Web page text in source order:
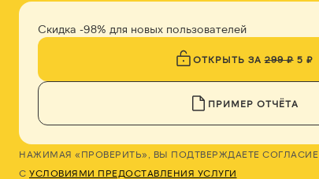
Скидка -98% для новых пользователей
ОТКРЫТЬ ЗА299 ₽5 ₽
ПРИМЕР ОТЧЁТА
НАЖИМАЯ «ПРОВЕРИТЬ», ВЫ ПОДТВЕРЖДАЕТЕ СОГЛАСИЕ
С УСЛОВИЯМИ ПРЕДОСТАВЛЕНИЯ УСЛУГИ